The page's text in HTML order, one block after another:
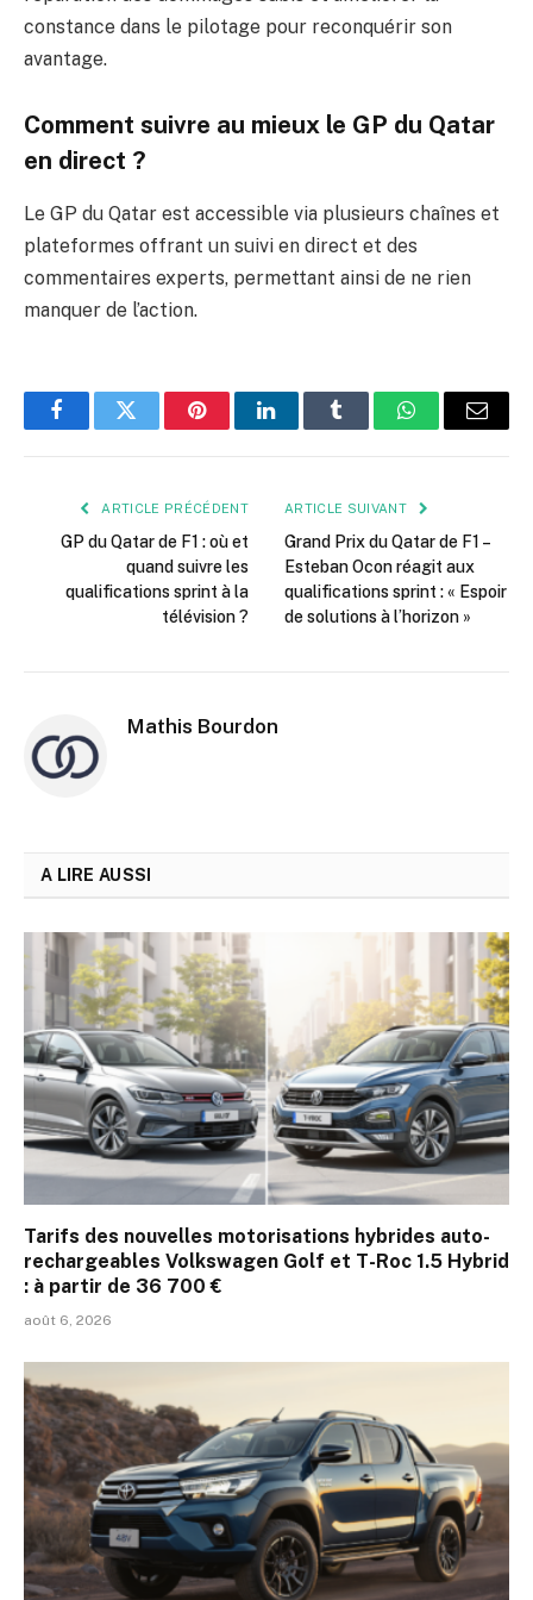
constance dans le pilotage pour reconquérir son
avantage.
Comment suivre au mieux le GP du Qatar
en direct ?
Le GP du Qatar est accessible via plusieurs chaînes et
plateformes offrant un suivi en direct et des
commentaires experts, permettant ainsi de ne rien
manquer de l’action.
FacebookTwitter PinterestLinkedInTumblr WhatsApp
E-
ARTICLE PRÉCÉDENT
GP du Qatar de F1 : où et
quand suivre les
qualifications sprint à la
télévision ?
ARTICLE SUIVANT
Grand Prix du Qatar de F1 –
Esteban Ocon réagit aux
qualifications sprint : « Espoir
de solutions à l’horizon »
Mathis Bourdon
A LIRE AUSSI
Tarifs des nouvelles motorisations hybrides auto-
rechargeables Volkswagen Golf et T-Roc 1.5 Hybrid
: à partir de 36 700 €
août 6, 2026